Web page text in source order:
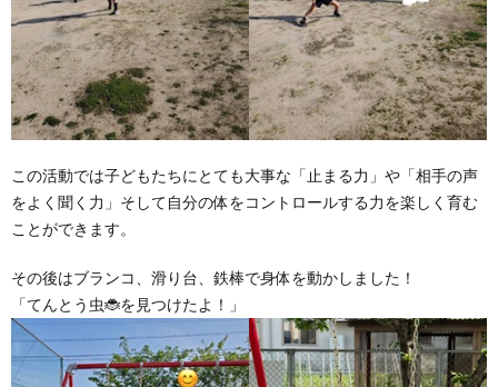
この活動では子どもたちにとても大事な「止まる力」や「相手の声
をよく聞く力」そして自分の体をコントロールする力を楽しく育む
ことができます。
その後はブランコ、滑り台、鉄棒で身体を動かしました！
「てんとう虫🐞を見つけたよ！」